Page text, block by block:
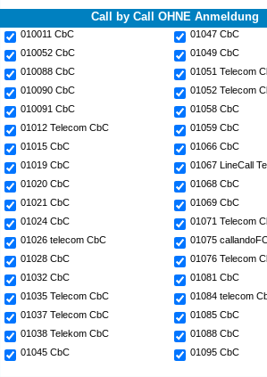
Call by Call OHNE Anmeldung
010011 CbC
01047 CbC
010052 CbC
01049 CbC
010088 CbC
01051 Telecom
010090 CbC
01052 Telecom
010091 CbC
01058 CbC
01012 Telecom CbC
01059 CbC
01015 CbC
01066 CbC
01019 CbC
01067 LineCall
01020 CbC
01068 CbC
01021 CbC
01069 CbC
01024 CbC
01071 Telecom
01026 telecom CbC
01075
01028 CbC
01076 Telecom
01032 CbC
01081 CbC
01035 Telecom CbC
01084 telecom
01037 Telecom CbC
01085 CbC
01038 Telekom CbC
01088 CbC
01045 CbC
01095 CbC